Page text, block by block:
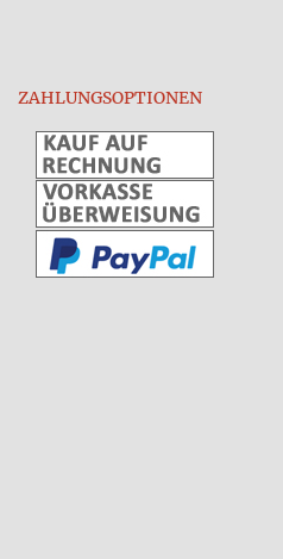
ZAHLUNGSOPTIONEN